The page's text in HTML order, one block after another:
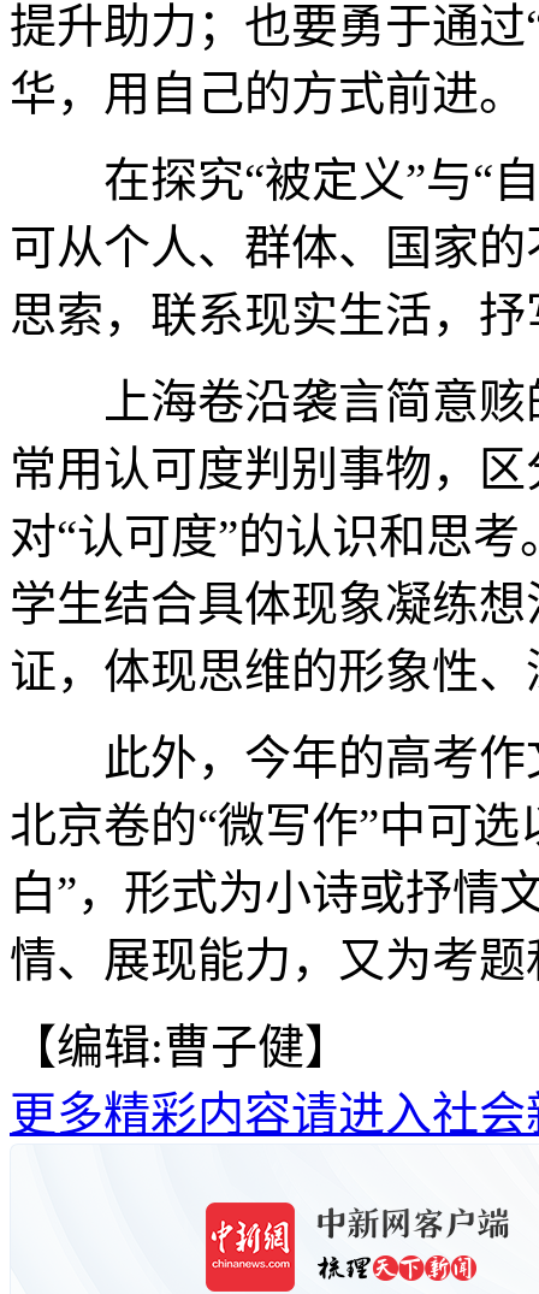
提升助力；也要勇于通
华，用自己的方式前进。
在探究“被定义”与“自
可从个人、群体、国家
思索，联系现实生活，
上海卷沿袭言简意赅
常用认可度判别事物，
对“认可度”的认识和思
学生结合具体现象凝练
证，体现思维的形象性
此外，今年的高考作
北京卷的“微写作”中可
白”，形式为小诗或抒情
情、展现能力，又为考
【编辑:曹子健】
更多精彩内容请进入社会